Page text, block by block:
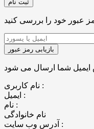
نام کاربری :
ایمیل :
نام :
نام خانوادگی
آدرس وب سایت :